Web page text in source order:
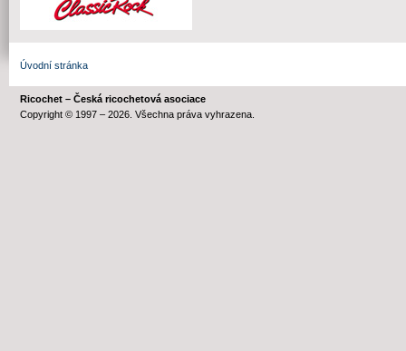
Úvodní stránka
Ricochet – Česká ricochetová asociace
Copyright © 1997 – 2026. Všechna práva vyhrazena.